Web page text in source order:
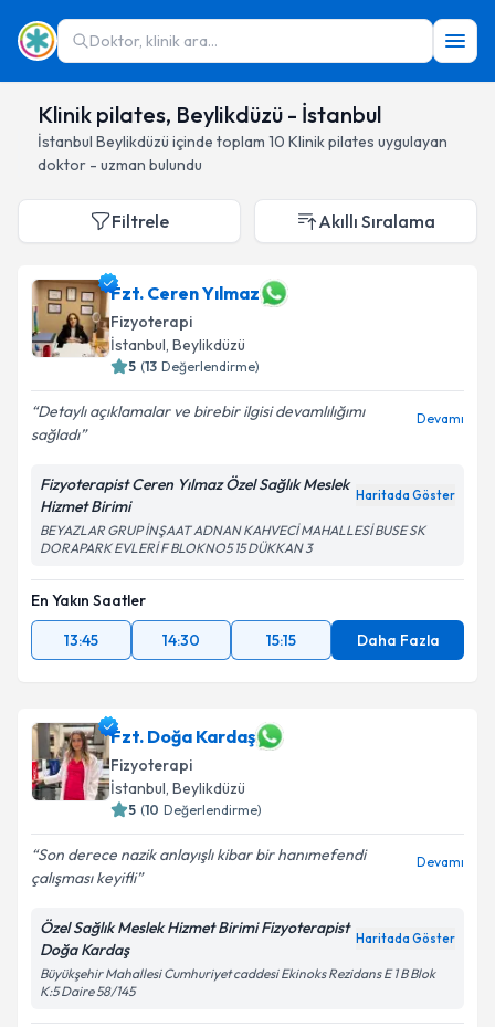
Doktor, klinik ara...
Klinik pilates, Beylikdüzü - İstanbul
İstanbul Beylikdüzü içinde toplam 10 Klinik pilates uygulayan
doktor - uzman bulundu
Filtrele Akıllı Sıralama
Fzt. Ceren Yılmaz
Fizyoterapi
İstanbul, Beylikdüzü
5 (13 Değerlendirme)
Detaylı açıklamalar ve birebir ilgisi devamlılığımı
sağladı
Devamı
Fizyoterapist Ceren Yılmaz Özel Sağlık Meslek
Hizmet Birimi
Haritada Göster
BEYAZLAR GRUP İNŞAAT ADNAN KAHVECİ MAHALLESİ BUSE SK
DORAPARK EVLERİ F BLOKNO5 15 DÜKKAN 3
En Yakın Saatler
13:45
14:30 15:15 Daha Fazla
Fzt. Doğa Kardaş
Fizyoterapi
İstanbul, Beylikdüzü
5 (10 Değerlendirme)
Son derece nazik anlayışlı kibar bir hanımefendi
çalışması keyifli
Devamı
Özel Sağlık Meslek Hizmet Birimi Fizyoterapist
Doğa Kardaş
Haritada Göster
Büyükşehir Mahallesi Cumhuriyet caddesi Ekinoks Rezidans E 1 B Blok
K:5 Daire 58/145